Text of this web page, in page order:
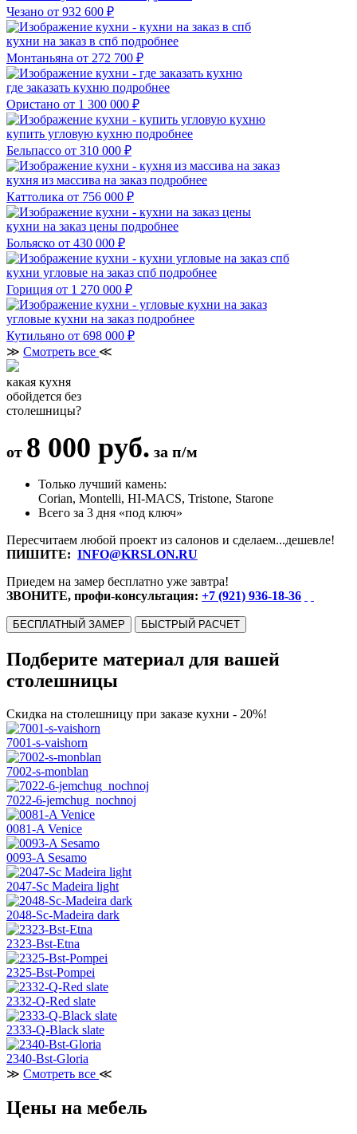
Чезано от 932 600 ₽
кухни на заказ в спб подробнее
Монтаньяна от 272 700 ₽
где заказать кухню подробнее
Ористано от 1 300 000 ₽
купить угловую кухню подробнее
Бельпассо от 310 000 ₽
кухня из массива на заказ подробнее
Каттолика от 756 000 ₽
кухни на заказ цены подробнее
Больяско от 430 000 ₽
кухни угловые на заказ спб подробнее
Гориция от 1 270 000 ₽
угловые кухни на заказ подробнее
Кутильяно от 698 000 ₽
≫ Смотреть все ≪
какая кухня
обойдется без
столешницы?
от 8 000 руб. за п/м
Только лучший камень:
Corian, Montelli, HI-MACS, Tristone, Starone
Всего за 3 дня «под ключ»
Пересчитаем любой проект из салонов и сделаем...дешевле!
ПИШИТЕ: INFO@KRSLON.RU
Приедем на замер бесплатно уже завтра!
ЗВОНИТЕ, профи-консультация: +7 (921) 936-18-36
БЕСПЛАТНЫЙ ЗАМЕР БЫСТРЫЙ РАСЧЕТ
Подберите материал для вашей
столешницы
Скидка на столешницу при заказе кухни - 20%!
7001-s-vaishorn
7002-s-monblan
7022-6-jemchug_nochnoj
0081-A Venice
0093-A Sesamo
2047-Sc Madeira light
2048-Sc-Madeira dark
2323-Bst-Etna
2325-Bst-Pompei
2332-Q-Red slate
2333-Q-Black slate
2340-Bst-Gloria
≫ Смотреть все ≪
Цены на мебель